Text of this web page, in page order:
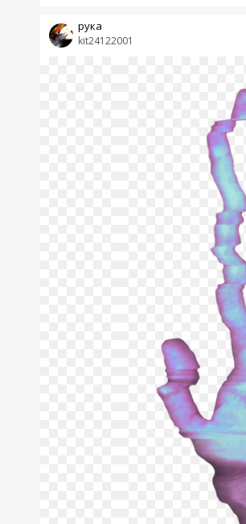
kit24122001
рука